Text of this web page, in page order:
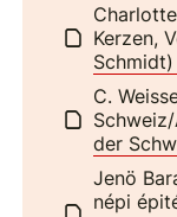
Kerzen,
Schmidt)
C.
der
Jenö
népi